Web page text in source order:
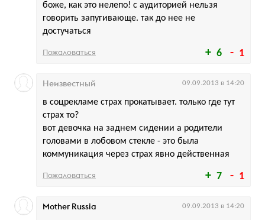
6 1
боже, как это нелепо! с аудиторией нельзя
говорить запугивающе. так до нее не
достучаться
Пожаловаться
7 1
в соцрекламе страх прокатывает. только где тут
страх то?
вот девочка на заднем сидении а родители
головами в лобовом стекле - это была
коммуникация через страх явно действенная
Неизвестный 09.09.2013 в 14:20
Пожаловаться
Mother Russia 09.09.2013 в 14:20